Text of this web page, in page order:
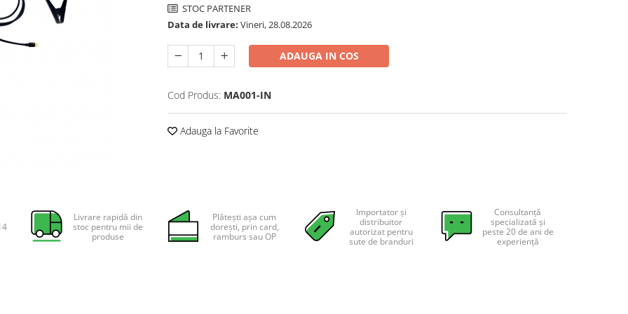
STOC PARTENER
Data de livrare: Vineri, 28.08.2026
ADAUGA IN COS
Cod Produs: MA001-IN
Adauga la Favorite
Livrare rapidă din
stoc pentru mii de
produse
Plătești așa cum
dorești, prin card,
ramburs sau OP
Importator și
distribuitor
autorizat pentru
sute de branduri
Consultanță
specializată și
peste 20 de ani de
experiență